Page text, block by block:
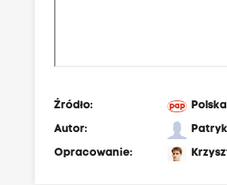
Źródło:
Autor:
Opracowanie: